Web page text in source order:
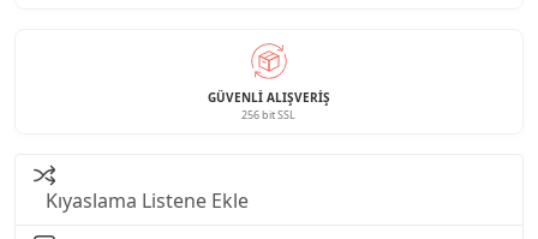
GÜVENLI ALIŞVERIŞ
256 bit SSL
Kıyaslama Listene Ekle